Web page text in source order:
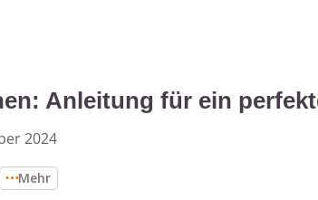
Anleitung für ein
2024
Mehr